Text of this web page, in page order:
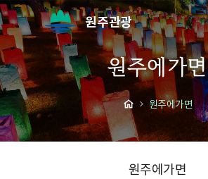
원주관광
원주에가면
원주에가면
원주에가면